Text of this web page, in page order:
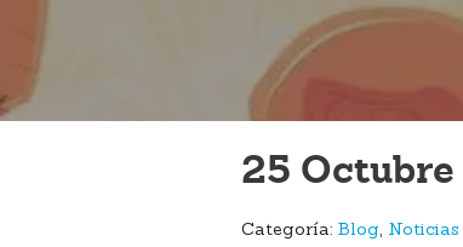
25
Categoría: Blog, Noticias